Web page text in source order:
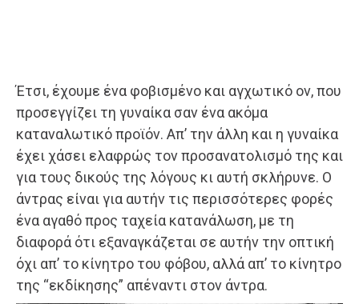
Έτσι, έχουμε ένα φοβισμένο και αγχωτικό ον, που
προσεγγίζει τη γυναίκα σαν ένα ακόμα
καταναλωτικό προϊόν. Απ’ την άλλη και η γυναίκα
έχει χάσει ελαφρώς τον προσανατολισμό της και
για τους δικούς της λόγους κι αυτή σκλήρυνε. Ο
άντρας είναι για αυτήν τις περισσότερες φορές
ένα αγαθό προς ταχεία κατανάλωση, με τη
διαφορά ότι εξαναγκάζεται σε αυτήν την οπτική
όχι απ’ το κίνητρο του φόβου, αλλά απ’ το κίνητρο
της “εκδίκησης” απέναντι στον άντρα.